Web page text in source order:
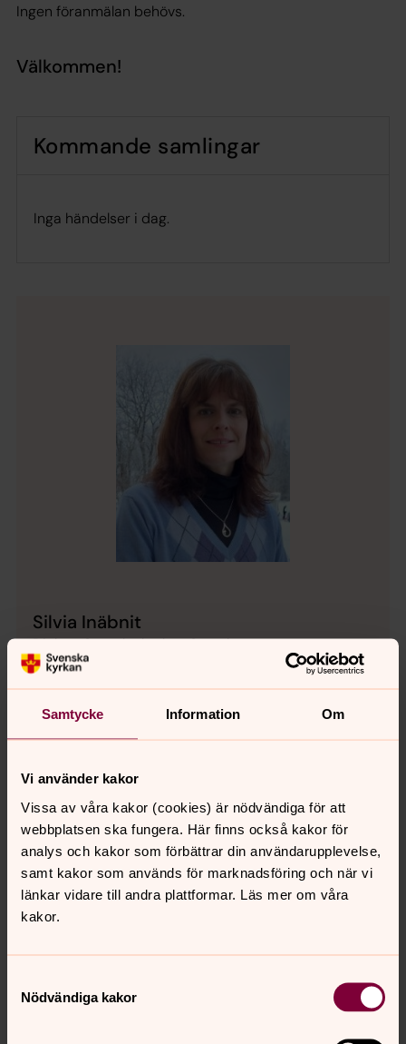
Samtycke Information Om
Vi använder kakor
Vissa av våra kakor (cookies) är nödvändiga för att
webbplatsen ska fungera. Här finns också kakor för
analys och kakor som förbättrar din användarupplevelse,
samt kakor som används för marknadsföring och när vi
länkar vidare till andra plattformar. Läs mer om våra
kakor.
Nödvändiga kakor
Ingen föranmälan behövs.
Välkommen!
Kommande samlingar
Inga händelser i dag.
Silvia Inäbnit
Diakon, Svenska kyrkan Sorsele
Dagens bibelord